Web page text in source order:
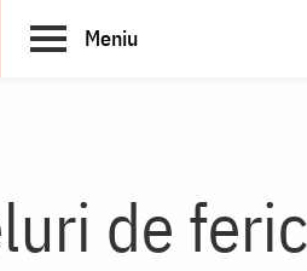
Meniu
de